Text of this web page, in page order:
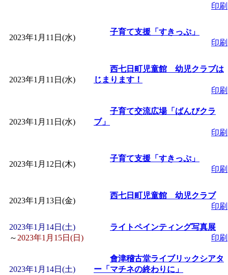
付期間：2026/08/10～
「まだまだ暑い！コ
レクリエーション
」 受付期
「皆鶴姫のこびる塾
」 受付期間：～
子育て交流広場「
間：2026/08/10～2026/
「赤ちゃん交流広場
間：2026/08/10～
印刷
2023年1月11日(水)
子育て支援「すきっぷ」
印刷
2023年1月11日(水)
西七日町児童館 幼児クラブは
じまります！
印刷
2023年1月11日(水)
子育て交流広場「ばんびクラ
ブ」
印刷
2023年1月12日(木)
子育て支援「すきっぷ」
印刷
2023年1月13日(金)
西七日町児童館 幼児クラブ
印刷
2023年1月14日(土)
～ 2023年1月15日(日)
ライトペインティング写真展
印刷
2023年1月14日(土)
會津稽古堂ライブリックシアタ
ー「マチネの終わりに」